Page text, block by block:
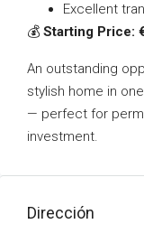
Excellent
💰 Starting Price:
An outstanding
stylish home in
— perfect for
investment.
Dirección